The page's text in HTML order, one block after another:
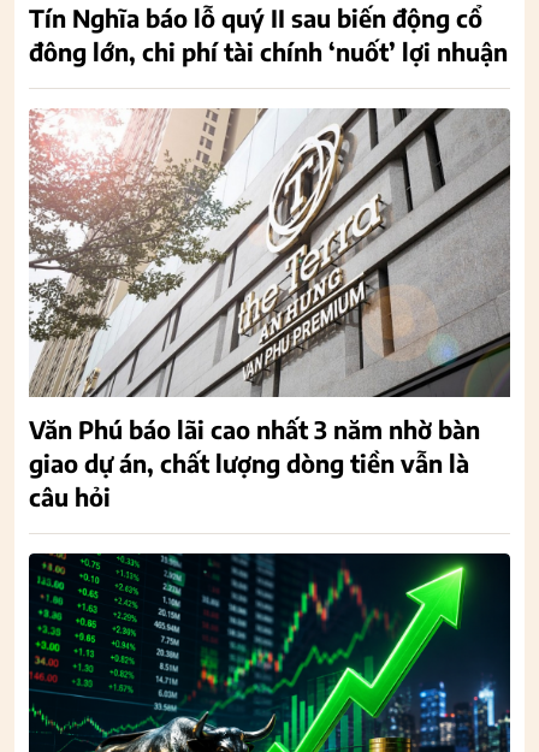
Tín Nghĩa báo lỗ quý II sau biến động cổ
đông lớn, chi phí tài chính ‘nuốt’ lợi nhuận
Văn Phú báo lãi cao nhất 3 năm nhờ bàn
giao dự án, chất lượng dòng tiền vẫn là
câu hỏi